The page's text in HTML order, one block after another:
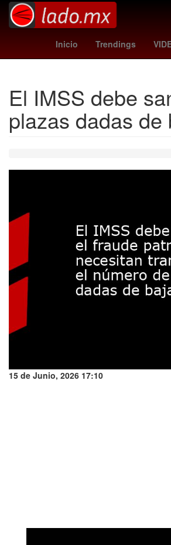
Inicio Trendings
Nevado de Toluca
El IMSS debe
plazas dadas de
15 de Junio, 2026 17:10